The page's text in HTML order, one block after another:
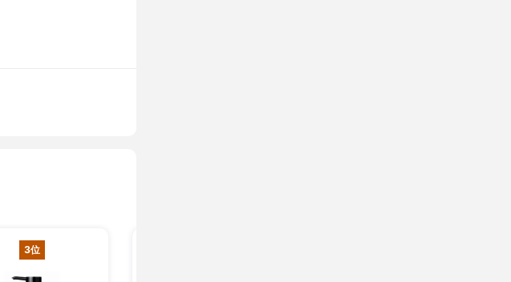
3位